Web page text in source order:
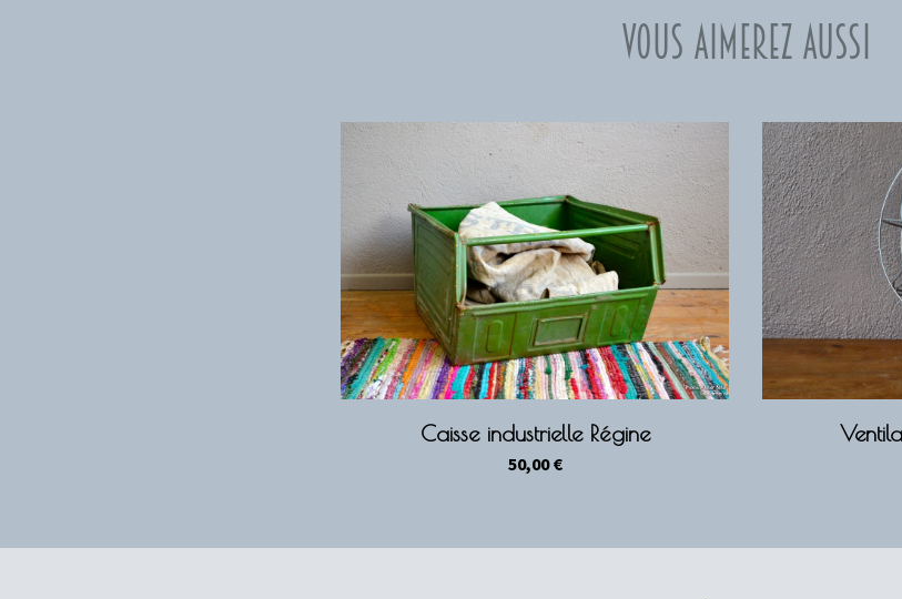
Vous aimerez aussi
Caisse industrielle Régine
50,00€